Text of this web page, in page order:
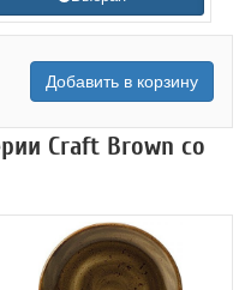
Добавить в корзину
Craft Brown со